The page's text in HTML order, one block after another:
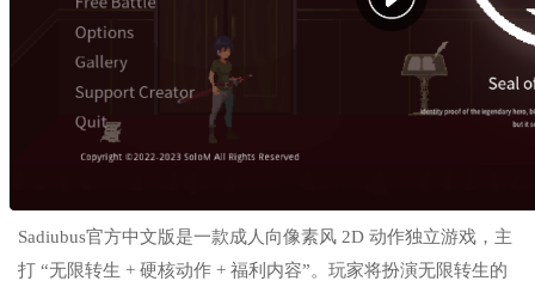
Sadiubus官方中文版是一款成人向像素风 2D 动作独立游戏，主
打 “无限转生 + 硬核动作 + 福利内容”。玩家将扮演无限转生的